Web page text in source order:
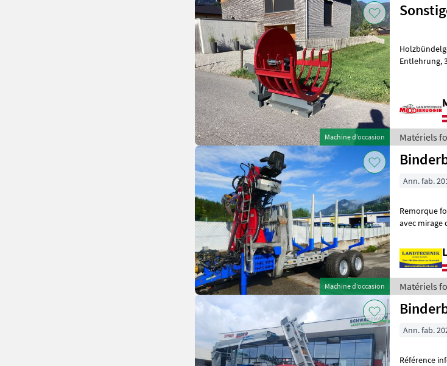
Machine d’occasion
Holzbündelgerät HBZ-3,
Entlehrung, 3-Punktaufnahme, Stapleraufnahme, Euroaufnahme,
Matériels
Sonstige
Machine d’occasion
Ann. fab.
Remorque
avec mirage d'origine, commande par
Matériels
Ann. fab.
Référence informatique :